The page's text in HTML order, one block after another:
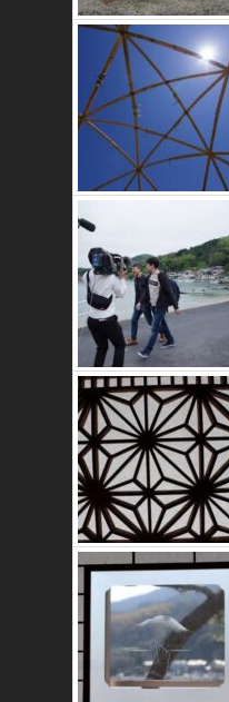
竹ドームのワーク
ショップ